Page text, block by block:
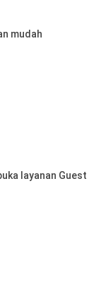
mudah
layanan Guest